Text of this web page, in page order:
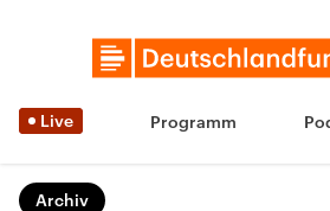
Live Programm
Archiv